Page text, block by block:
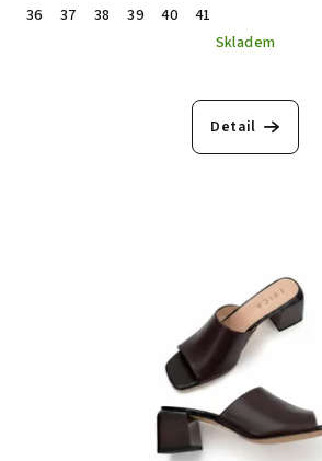
36
37 38 39 40
41
Skladem
Detail